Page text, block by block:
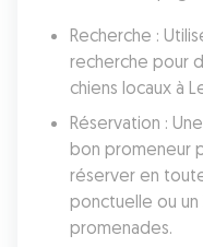
Recherche :
recherche pour
chiens locaux à
Réservation :
bon promeneur
réserver en
ponctuelle ou
promenades.